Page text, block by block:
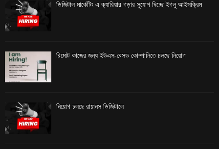
ডিজিটাল মার্কেটিং এ ক্যারিয়ার গড়ার সুযোগ দিচ্ছে ইগলু আইসক্রিম
রিমোট কাজের জন্য ইউএস-বেসড কোম্পানিতে চলছে নিয়োগ
নিয়োগ চলছে রায়ানস ডিজিটালে